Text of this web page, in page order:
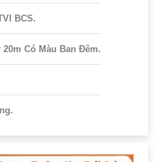
BCS.
20m Có Màu Ban Đêm.